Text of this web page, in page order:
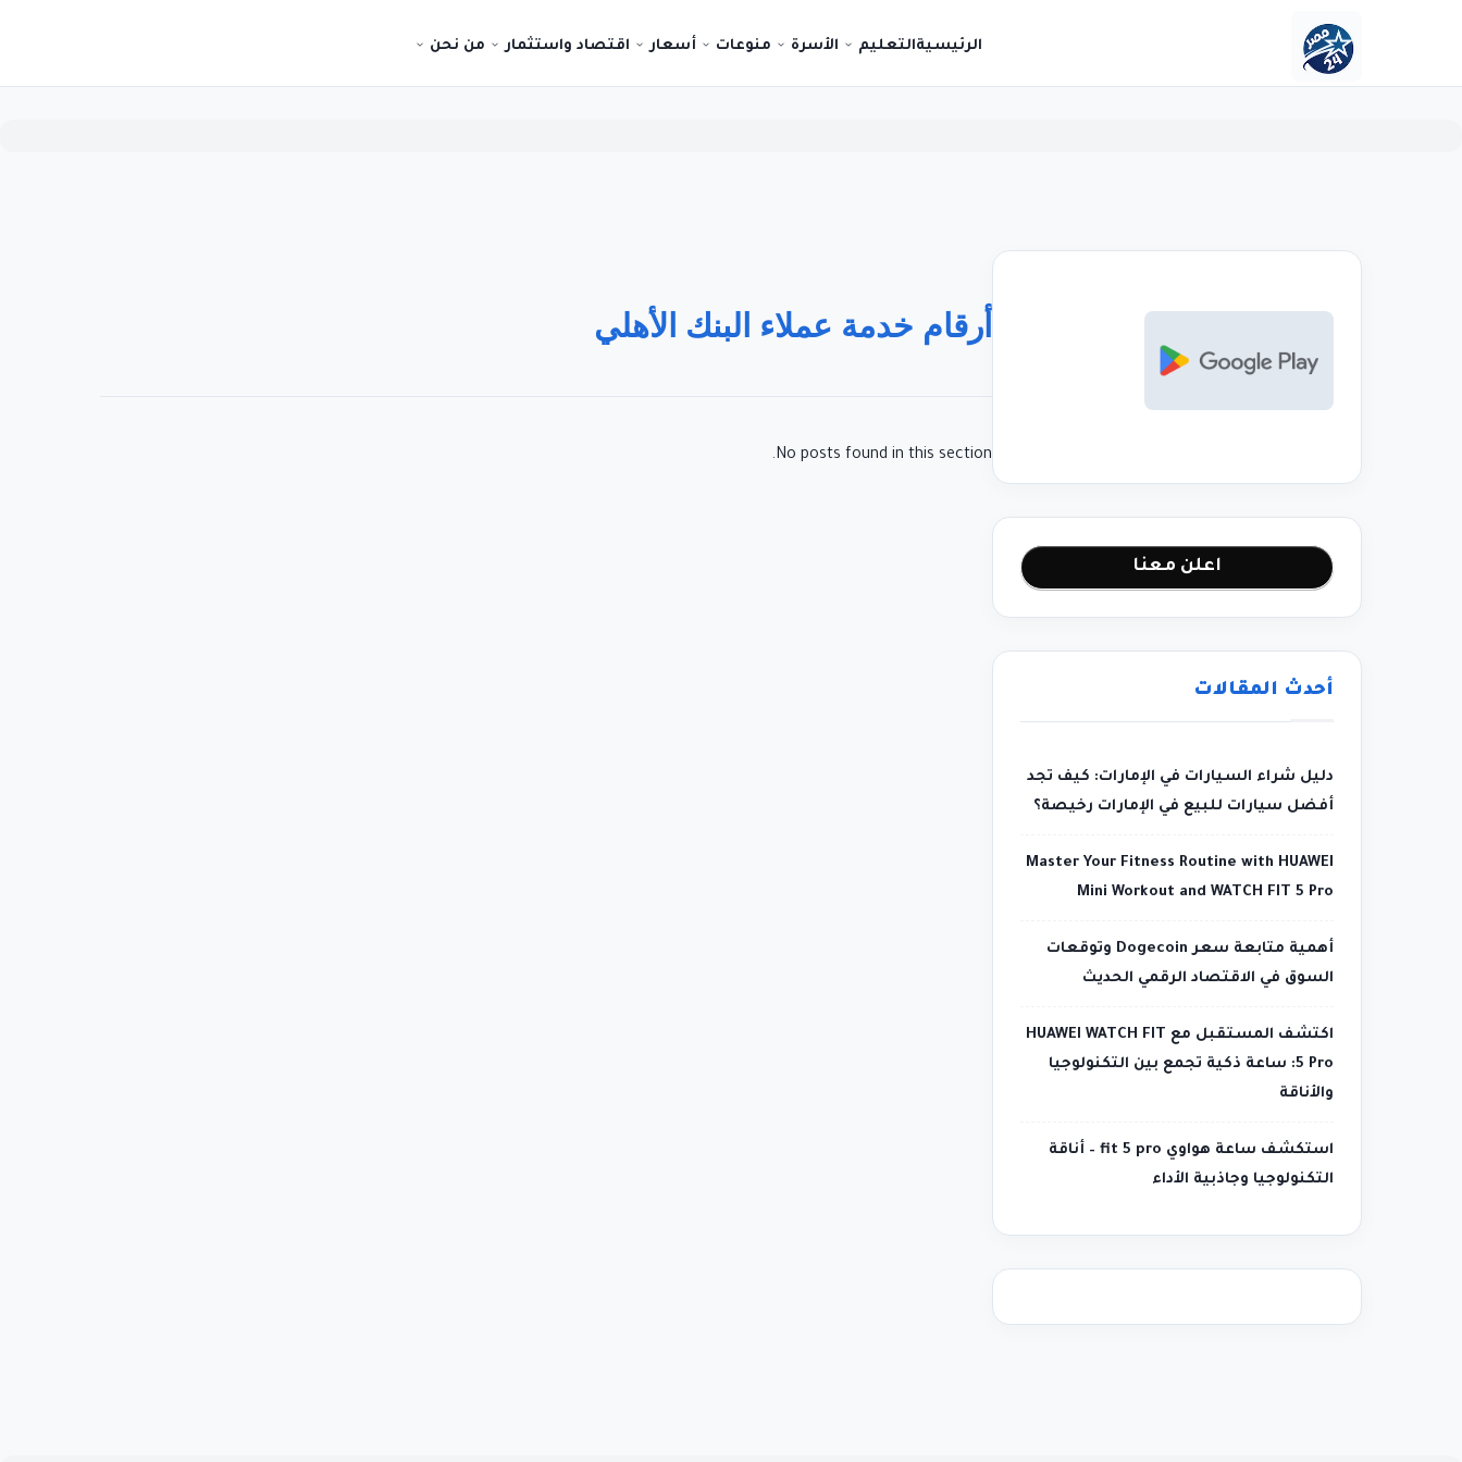
الرئيسيةالتعليم الأسرة منوعات أسعار اقتصاد واستثمار من نحن
أرقام خدمة عملاء البنك الأهلي
No posts found in this section.
اعلن معنا
أحدث المقالات
دليل شراء السيارات في الإمارات: كيف تجد
أفضل سيارات للبيع في الإمارات رخيصة؟
Master Your Fitness Routine with HUAWEI
Mini Workout and WATCH FIT 5 Pro
أهمية متابعة سعر Dogecoin وتوقعات
السوق في الاقتصاد الرقمي الحديث
اكتشف المستقبل مع HUAWEI WATCH FIT
5 Pro: ساعة ذكية تجمع بين التكنولوجيا
والأناقة
استكشف ساعة هواوي fit 5 pro – أناقة
التكنولوجيا وجاذبية الأداء